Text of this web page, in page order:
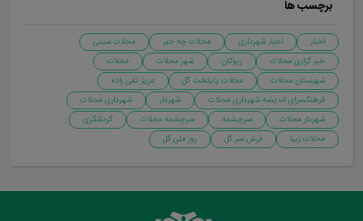
برچسب ها
اخبار اخبار شهرداری محلات چه خبر
محلات سیتی
خبر گزاری محلات
ریوکان شهر محلات
محلات
شهرستان محلات
محلات پایتخت گل
عزیز تقی زاده
فرهنگسرای اندیشه شهرداری محلات
شهردار
شهرداری محلات
شهردار محلات
سرچشمه سرچشمه محلات
گردشگری
محلات زیبا
فرش سر گل روز ملی گل